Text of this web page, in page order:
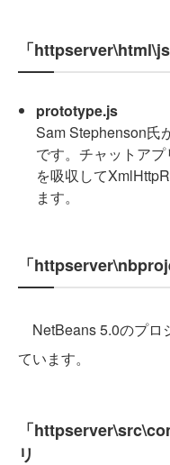
「
prototype.js
Sam Stephenson氏
です。チャットア
を吸収して
ます。
「
NetBeans 5.0のプロ
ています。
「
リ